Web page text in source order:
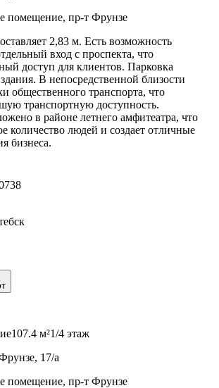
помещение, пр-т Фрунзе
2,83 м. Есть возможность
вход с проспекта, что
доступ для клиентов. Парковка
В непосредственной близости
общественного транспорта, что
транспортную доступность.
в районе летнего амфитеатра, что
количество людей и создает отличные
бизнеса.
107.4 м²1/4 этаж
17/а
помещение, пр-т Фрунзе